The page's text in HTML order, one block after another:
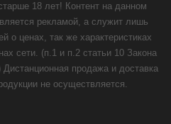
18 лет! Контент на данном
рекламой, а служит лишь
о ценах, так же характеристиках
сети. (п.1 и п.2 статьи 10 Закона
Дистанционная продажа и доставка
не осуществляется.